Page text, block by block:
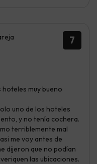
7
hoteles muy bueno
uno de los hoteles
y no tenía cochera.
terriblemente mal
me voy antes de
dijeron que no podían
las ubicaciones.